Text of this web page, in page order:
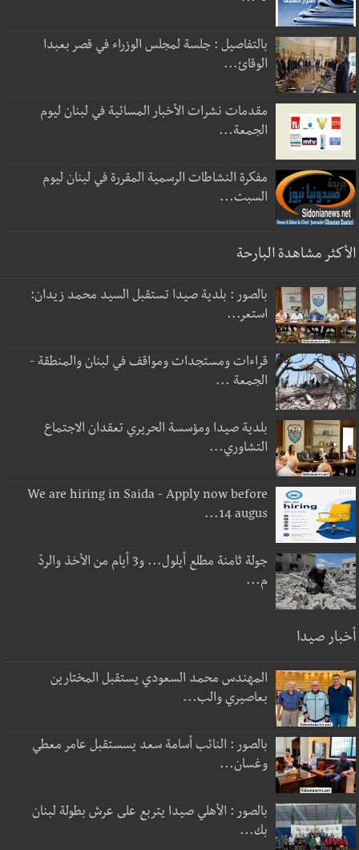
بالتفاصيل : جلسة لمجلس الوزراء في قصر بعبدا
الوقائ...
مقدمات نشرات الأخبار المسائية في لبنان ليوم
الجمعة...
مفكرة النشاطات الرسمية المقررة في لبنان ليوم
السبت...
الأكثر مشاهدة البارحة
بالصور : بلدية صيدا تستقبل السيد محمد زيدان:
استعر...
قراءات ومستجدات ومواقف في لبنان والمنطقة -
الجمعة ...
بلدية صيدا ومؤسسة الحريري تعقدان الاجتماع
التشاوري...
We are hiring in Saida - Apply now before
14 augus...
جولة ثامنة مطلع أيلول... و3 أيام من الأخذ والردّ
م...
أخبار صيدا
المهندس محمد السعودي يستقبل المختارين
بعاصيري والب...
بالصور : النائب أسامة سعد يسستقبل عامر معطي
وغسان...
بالصور : الأهلي صيدا يتربع على عرش بطولة لبنان
بك...